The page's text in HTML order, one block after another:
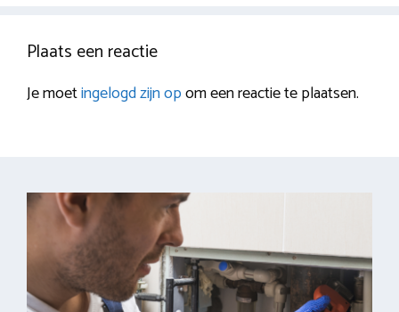
Plaats een reactie
Je moetingelogd zijn opom een reactie te plaatsen.